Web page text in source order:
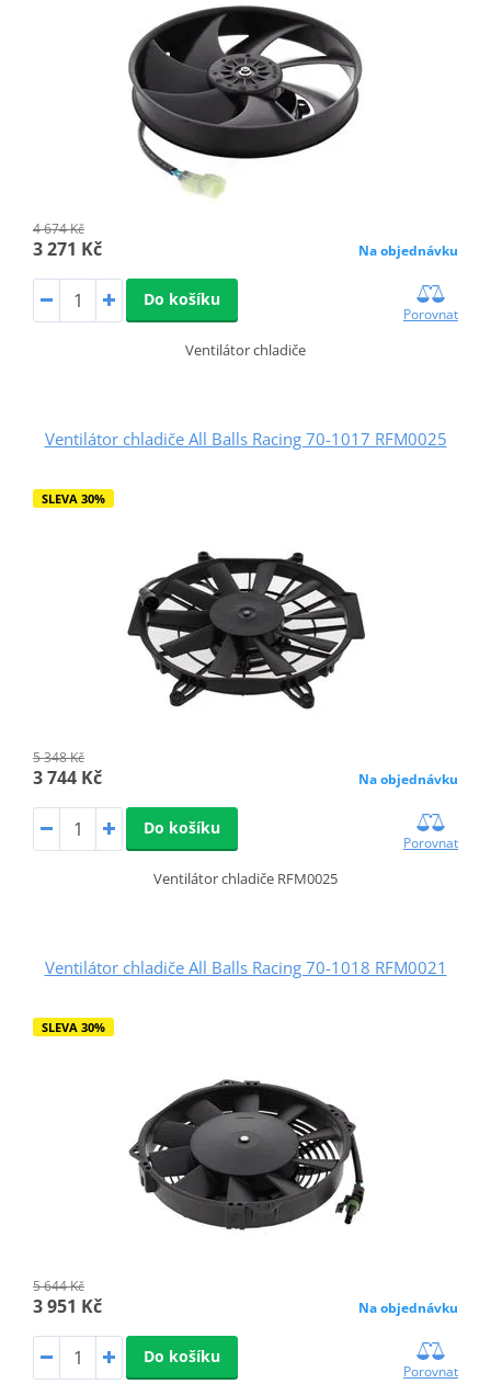
4 674 Kč
3 271 Kč Na objednávku
Do košíku
Porovnat
Ventilátor chladiče
Ventilátor chladiče All Balls Racing 70-1017 RFM0025
SLEVA 30%
5 348 Kč
3 744 Kč Na objednávku
Do košíku
Porovnat
Ventilátor chladiče RFM0025
Ventilátor chladiče All Balls Racing 70-1018 RFM0021
SLEVA 30%
5 644 Kč
3 951 Kč Na objednávku
Do košíku
Porovnat